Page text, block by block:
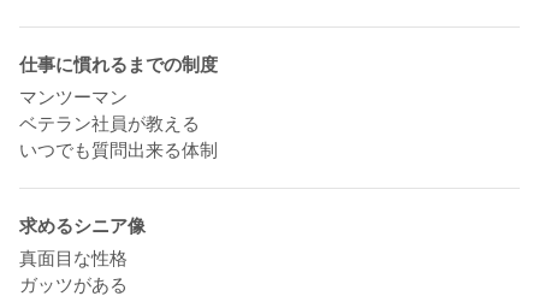
仕事に慣れるまでの制度
マンツーマン
ベテラン社員が教える
いつでも質問出来る体制
求めるシニア像
真面目な性格
ガッツがある